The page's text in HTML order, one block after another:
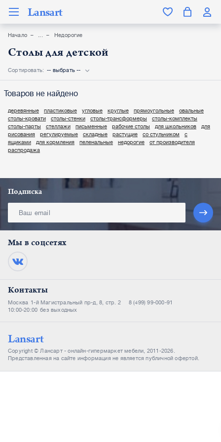
Lansart
Начало Недорогие
Столы для детской
Сортировать: -- выбрать --
Товаров не найдено
деревянные пластиковые угловые круглые прямоугольные
овальные
столы-кровати
столы-стенки столы-трансформеры
столы-комплекты
столы-парты
стеллажи письменные рабочие столы для школьников
для
рисования
регулируемые складные растущие со стульчиком
с
ящиками
для кормления пеленальные недорогие
от производителя
распродажа
Подписка
Мы в соцсетях
Контакты
Москва 1-й Магистральный пр-д, 8, стр. 2
8 (499) 99-000-91
10:00-20:00 без выходных
Lansart
Copyright © Лансарт - онлайн-гипермаркет мебели, 2011-2026.
Представленная на сайте информация не является публичной офертой.